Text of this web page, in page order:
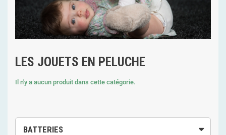
BATTERIES
LES JOUETS EN PELUCHE
Il n'y a aucun produit dans cette catégorie.